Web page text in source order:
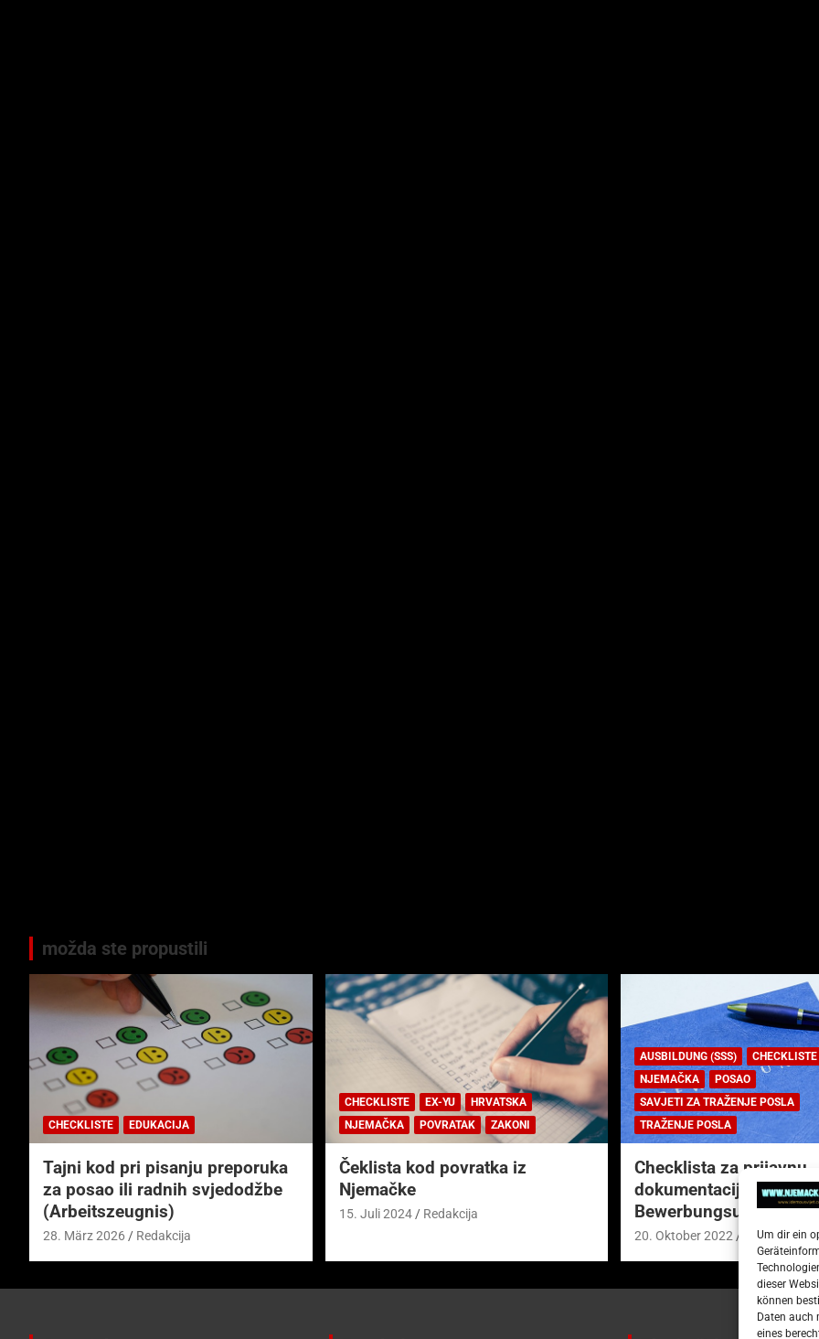
Um dir ein
dieser
können
Daten auch
eines
možda ste propustili
CHECKLISTE EDUKACIJA
Tajni kod pri pisanju preporuka
za posao ili radnih svjedodžbe
(Arbeitszeugnis)
28. März 2026 Redakcija
CHECKLISTE EX-YU
HRVATSKA
NJEMAČKA
POVRATAK ZAKONI
Čeklista kod povratka iz
Njemačke
15. Juli 2024 Redakcija
AUSBILDUNG (SSS)
CHECKLISTE
NJEMAČKA
POSAO
SAVJETI ZA TRAŽENJE POSLA
TRAŽENJE POSLA
Checklista za prijavnu
dokumentaciju (njem.
20. Oktober 2022 Redakcija